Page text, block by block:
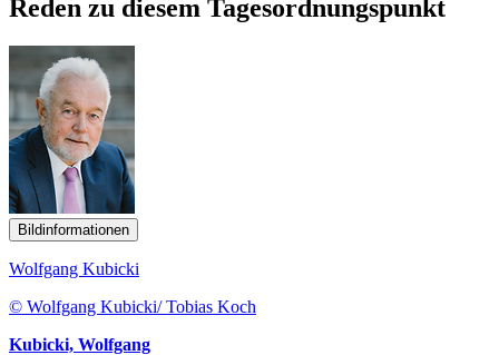
Reden zu diesem Tagesordnungspunkt
Bildinformationen
Wolfgang Kubicki
© Wolfgang Kubicki/ Tobias Koch
Kubicki, Wolfgang